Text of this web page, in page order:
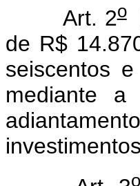
Art. 2o
de R$
seiscentos
mediante
o